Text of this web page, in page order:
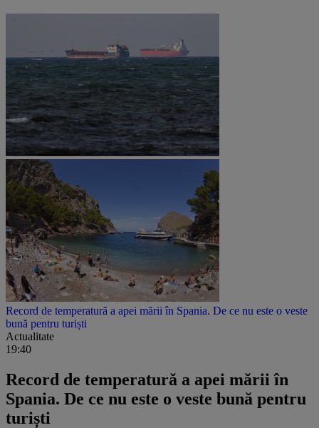
Record de temperatură a apei mării în Spania. De ce nu este o veste
bună pentru turiști
Actualitate
19:40
Record de temperatură a apei mării în
Spania. De ce nu este o veste bună pentru
turiști